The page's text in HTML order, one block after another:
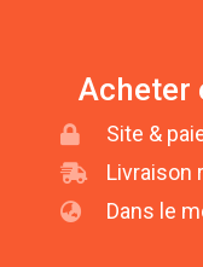
Acheter
Site &
Livraison
Dans le